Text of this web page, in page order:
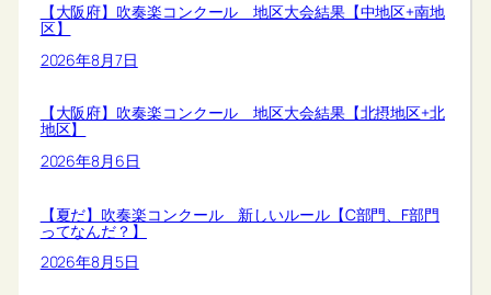
【大阪府】吹奏楽コンクール 地区大会結果【中地区+南地
区】
2026年8月7日
【大阪府】吹奏楽コンクール 地区大会結果【北摂地区+北
地区】
2026年8月6日
【夏だ】吹奏楽コンクール 新しいルール【C部門、F部門
ってなんだ？】
2026年8月5日